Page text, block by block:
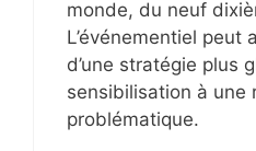
monde, du neuf
L’événementiel peut
d’une stratégie plus
sensibilisation à une
problématique.